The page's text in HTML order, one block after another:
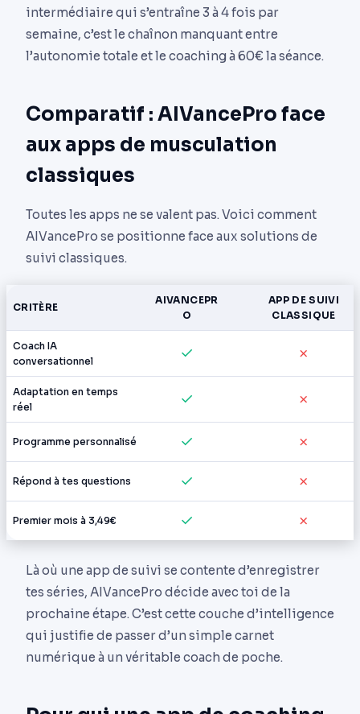
intermédiaire qui s’entraîne 3 à 4 fois par
semaine, c’est le chaînon manquant entre
l’autonomie totale et le coaching à 60€ la séance.
Comparatif : AIVancePro face
aux apps de musculation
classiques
Toutes les apps ne se valent pas. Voici comment
AIVancePro se positionne face aux solutions de
suivi classiques.
CRITÈRE
AIVANCEPR
O
APP DE SUIVI
CLASSIQUE
Coach IA
conversationnel
✓ ✗
Adaptation en temps
réel
✓ ✗
Programme personnalisé ✓ ✗
Répond à tes questions ✓ ✗
Premier mois à 3,49€ ✓ ✗
Là où une app de suivi se contente d’enregistrer
tes séries, AIVancePro décide avec toi de la
prochaine étape. C’est cette couche d’intelligence
qui justifie de passer d’un simple carnet
numérique à un véritable coach de poche.